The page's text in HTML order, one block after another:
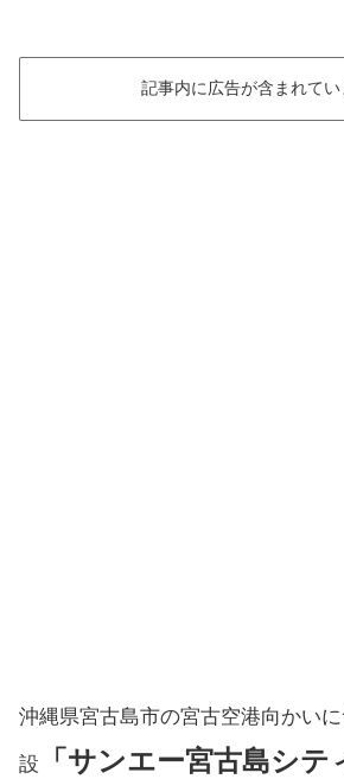
記事内に広告が含まれてい
沖縄県宮古島市の宮古空港向かい
設 「サンエー宮古島シテ